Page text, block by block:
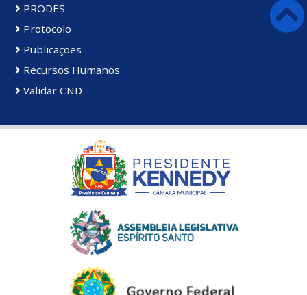
PRODES
Protocolo
Publicações
Recursos Humanos
Validar CND